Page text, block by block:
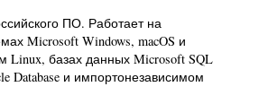
ПО. Работает на
Microsoft Windows, macOS и
Linux, базах данных Microsoft SQL
Database и импортонезависимом